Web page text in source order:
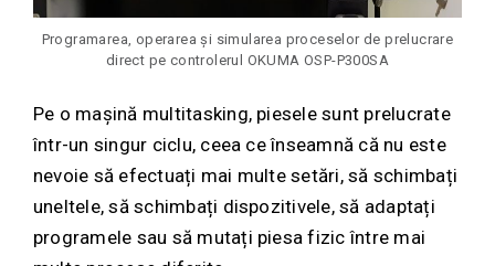
Programarea, operarea și simularea proceselor de prelucrare
direct pe controlerul OKUMA OSP-P300SA
Pe o mașină multitasking, piesele sunt prelucrate
într-un singur ciclu, ceea ce înseamnă că nu este
nevoie să efectuați mai multe setări, să schimbați
uneltele, să schimbați dispozitivele, să adaptați
programele sau să mutați piesa fizic între mai